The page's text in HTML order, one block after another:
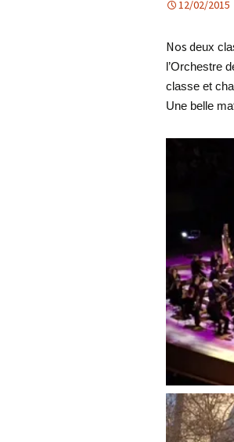
12/02/2015
Nos deux
l’Orchestre
classe et
Une belle